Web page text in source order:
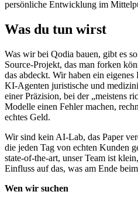
persönliche Entwicklung im
Was du tun wirst
Was wir bei Qodia bauen, gibt es
Source-Projekt, das man forken
das abdeckt. Wir haben ein
KI-Agenten juristische und
einer Präzision, bei der „meistens
Modelle einen Fehler machen,
echtes Geld.
Wir sind kein AI-Lab, das Paper
die jeden Tag von echten Kunden
state-of-the-art, unser Team ist
Einfluss auf das, was am Ende
Wen wir suchen